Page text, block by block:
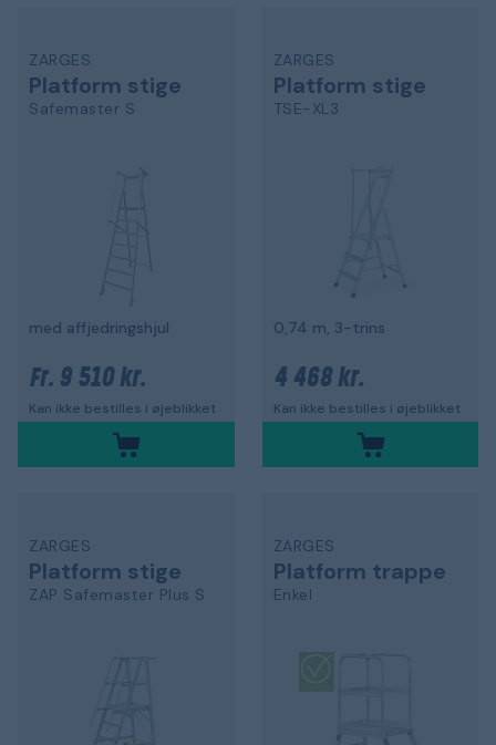
ZARGES
Platform stige
Safemaster S
med affjedringshjul
Fr. 9 510 kr.
Kan ikke bestilles i øjeblikket
ZARGES
Platform stige
TSE-XL3
0,74 m, 3-trins
4 468 kr.
Kan ikke bestilles i øjeblikket
ZARGES
Platform stige
ZAP Safemaster Plus S
ZARGES
Platform trappe
Enkel